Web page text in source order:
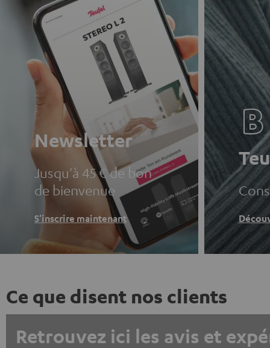
Newsletter
Jusqu'à 45 € de bon
de bienvenue
S'inscrire maintenant
Ce que disent nos clients
Retrouvez ici les avis et